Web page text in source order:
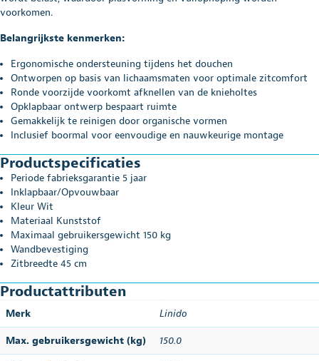
voorkomen.
Belangrijkste kenmerken:
Ergonomische ondersteuning tijdens het douchen
Ontworpen op basis van lichaamsmaten voor optimale zitcomfort
Ronde voorzijde voorkomt afknellen van de knieholtes
Opklapbaar ontwerp bespaart ruimte
Gemakkelijk te reinigen door organische vormen
Inclusief boormal voor eenvoudige en nauwkeurige montage
Productspecificaties
Periode fabrieksgarantie 5 jaar
Inklapbaar/Opvouwbaar
Kleur Wit
Materiaal Kunststof
Maximaal gebruikersgewicht 150 kg
Wandbevestiging
Zitbreedte 45 cm
Productattributen
Merk Linido
Max. gebruikersgewicht (kg) 150.0